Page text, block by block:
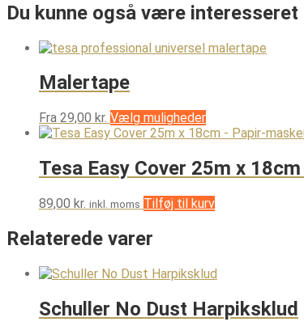
Du kunne også være
Malertape
Fra 29,00 kr. Vælg mulighederDette
vare
flere
varianter.
Mulighederne
kan
Tesa Easy Cover 25m x
89,00 kr. inkl. moms Tilføj til kurv
Relaterede varer
Schuller No Dust Harpiksklud